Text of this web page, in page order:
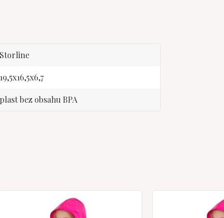
Storline
19,5x16,5x6,7
plast bez obsahu BPA